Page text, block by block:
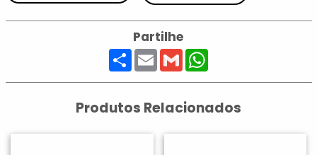
Partilhe
ShareEmailGmail
Produtos Relacionados